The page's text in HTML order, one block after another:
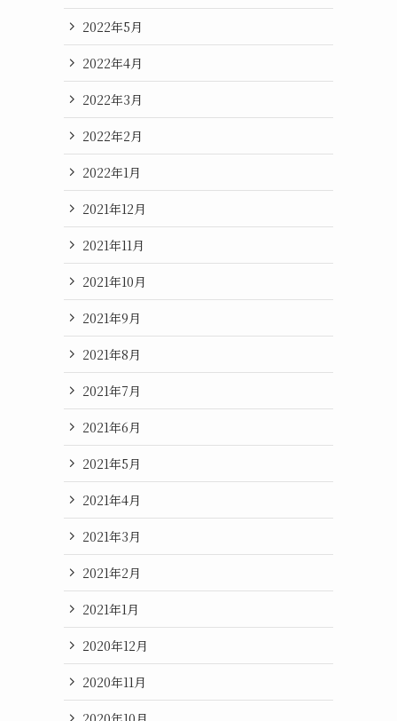
2022年5月
2022年4月
2022年3月
2022年2月
2022年1月
2021年12月
2021年11月
2021年10月
2021年9月
2021年8月
2021年7月
2021年6月
2021年5月
2021年4月
2021年3月
2021年2月
2021年1月
2020年12月
2020年11月